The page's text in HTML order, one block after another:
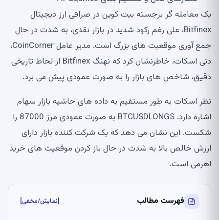
یک معامله گر برجسته بیت کوین در صرافی ارز دیجیتال
Bitfinex، علی رغم رکود شدید در بازار نقدی، به شدت در حال
جمع آوری موقعیت های بزرگ است. مدیر عامل CoinCorner،
دنی اسکات، خاطرنشان کرد که نهنگ Bitfinex از لحاظ تاریخی
دقیق، شاخص های بازار را به صورت عمودی پیش می برد.
نظر اسکات به طور مستقیم به داده های حاشیه بازار سهام
اشاره دارد. BTCUSDLONGS به صورت عمودی مرز 87000 را
شکست. این نشان می دهد که یک شرکت کننده بازار دارای
ارزش خالص بالا به شدت در حال باز کردن موقعیت های خرید
اهرمی است.
فهرست مطالب [نمایش/مخفی]